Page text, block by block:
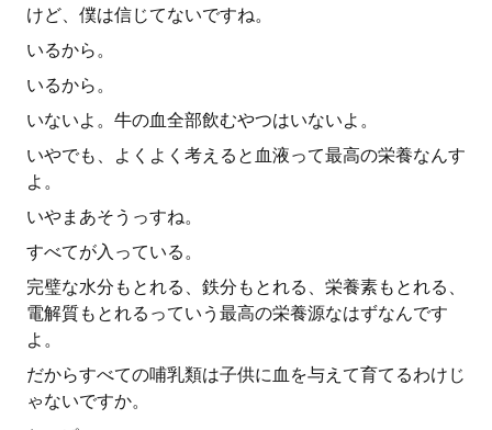
けど、僕は信じてないですね。
いるから。
いるから。
いないよ。牛の血全部飲むやつはいないよ。
いやでも、よくよく考えると血液って最高の栄養なんす
よ。
いやまあそうっすね。
すべてが入っている。
完璧な水分もとれる、鉄分もとれる、栄養素もとれる、
電解質もとれるっていう最高の栄養源なはずなんです
よ。
だからすべての哺乳類は子供に血を与えて育てるわけじ
ゃないですか。